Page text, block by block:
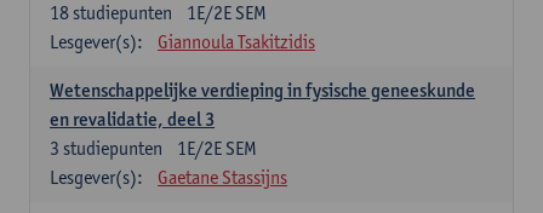
1E/2E SEM
18studiepunten
Lesgever(s):
Giannoula Tsakitzidis
Wetenschappelijke verdieping in fysische geneeskunde
en revalidatie, deel 3
1E/2E SEM
3 studiepunten
Lesgever(s):
Gaetane Stassijns